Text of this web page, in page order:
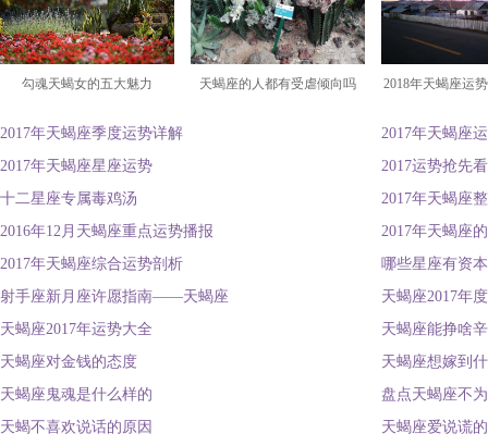
勾魂天蝎女的五大魅力 天蝎座的人都有受虐倾向吗 2018年天蝎座运
2017年天蝎座季度运势详解
2017年天蝎座
2017年天蝎座星座运势
2017运势抢先
十二星座专属毒鸡汤
2017年天蝎座
2016年12月天蝎座重点运势播报
2017年天蝎座
2017年天蝎座综合运势剖析
哪些星座有资
射手座新月座许愿指南——天蝎座
天蝎座2017年
天蝎座2017年运势大全
天蝎座能挣啥
天蝎座对金钱的态度
天蝎座想嫁到
天蝎座鬼魂是什么样的
盘点天蝎座不
天蝎不喜欢说话的原因
天蝎座爱说谎